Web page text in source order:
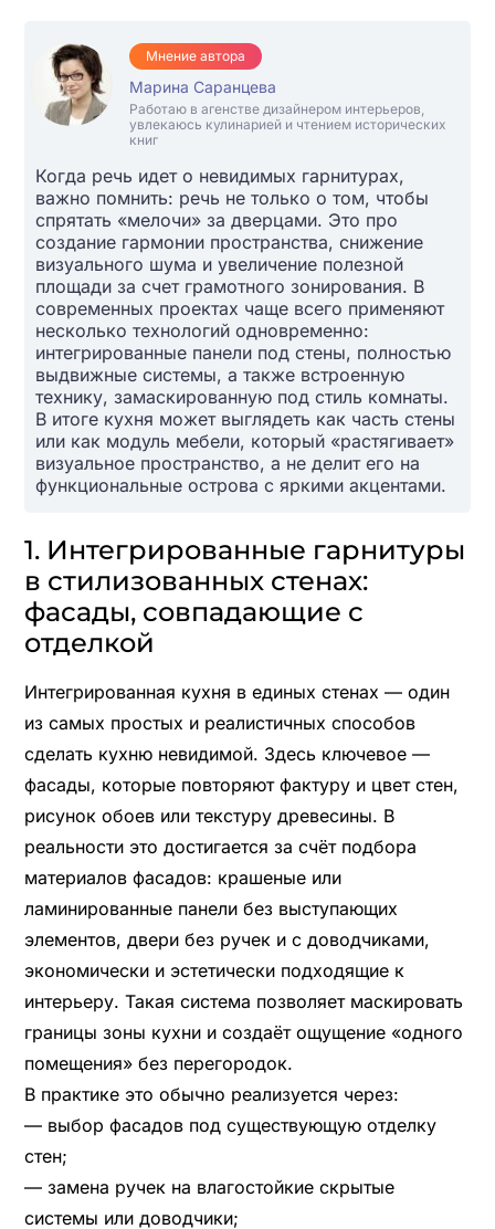
Мнение автора
Марина Саранцева
Работаю в агенстве дизайнером интерьеров,
увлекаюсь кулинарией и чтением исторических
книг
Когда речь идет о невидимых гарнитурах,
важно помнить: речь не только о том, чтобы
спрятать «мелочи» за дверцами. Это про
создание гармонии пространства, снижение
визуального шума и увеличение полезной
площади за счет грамотного зонирования. В
современных проектах чаще всего применяют
несколько технологий одновременно:
интегрированные панели под стены, полностью
выдвижные системы, а также встроенную
технику, замаскированную под стиль комнаты.
В итоге кухня может выглядеть как часть стены
или как модуль мебели, который «растягивает»
визуальное пространство, а не делит его на
функциональные острова с яркими акцентами.
1. Интегрированные гарнитуры
в стилизованных стенах:
фасады, совпадающие с
отделкой
Интегрированная кухня в единых стенах — один
из самых простых и реалистичных способов
сделать кухню невидимой. Здесь ключевое —
фасады, которые повторяют фактуру и цвет стен,
рисунок обоев или текстуру древесины. В
реальности это достигается за счёт подбора
материалов фасадов: крашеные или
ламинированные панели без выступающих
элементов, двери без ручек и с доводчиками,
экономически и эстетически подходящие к
интерьеру. Такая система позволяет маскировать
границы зоны кухни и создаёт ощущение «одного
помещения» без перегородок.
В практике это обычно реализуется через:
— выбор фасадов под существующую отделку
стен;
— замена ручек на влагостойкие скрытые
системы или доводчики;